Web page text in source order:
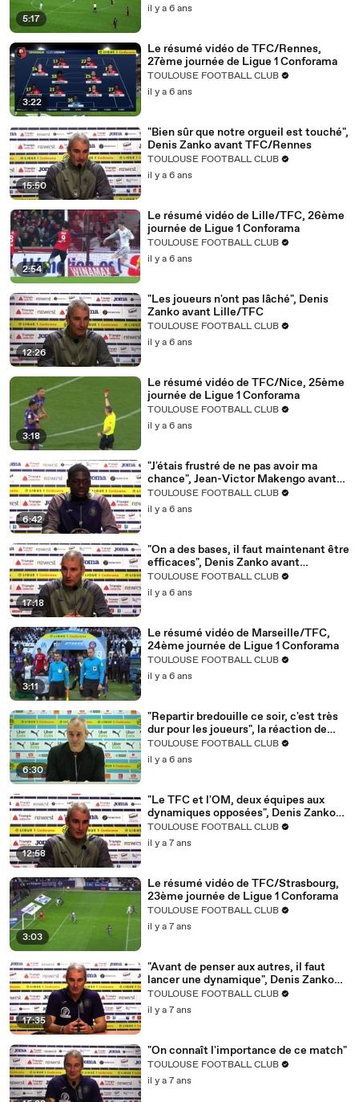
5:17
il y a 6 ans
3:22
Le résumé vidéo de TFC/Rennes,
27ème journée de Ligue 1 Conforama
TOULOUSE FOOTBALL CLUB
il y a 6 ans
15:50
"Bien sûr que notre orgueil est touché",
Denis Zanko avant TFC/Rennes
TOULOUSE FOOTBALL CLUB
il y a 6 ans
2:54
Le résumé vidéo de Lille/TFC, 26ème
journée de Ligue 1 Conforama
TOULOUSE FOOTBALL CLUB
il y a 6 ans
12:26
"Les joueurs n'ont pas lâché", Denis
Zanko avant Lille/TFC
TOULOUSE FOOTBALL CLUB
il y a 6 ans
3:18
Le résumé vidéo de TFC/Nice, 25ème
journée de Ligue 1 Conforama
TOULOUSE FOOTBALL CLUB
il y a 6 ans
6:42
"J'étais frustré de ne pas avoir ma
chance", Jean-Victor Makengo avant
TFC/Nice
TOULOUSE FOOTBALL CLUB
il y a 6 ans
17:18
"On a des bases, il faut maintenant être
efficaces", Denis Zanko avant
TFC/Nice
TOULOUSE FOOTBALL CLUB
il y a 6 ans
3:11
Le résumé vidéo de Marseille/TFC,
24ème journée de Ligue 1 Conforama
TOULOUSE FOOTBALL CLUB
il y a 6 ans
6:30
"Repartir bredouille ce soir, c'est très
dur pour les joueurs", la réaction de
Denis Zanko après OM/TFC
TOULOUSE FOOTBALL CLUB
il y a 6 ans
12:58
"Le TFC et l'OM, deux équipes aux
dynamiques opposées", Denis Zanko
avant Marseille/TFC
TOULOUSE FOOTBALL CLUB
il y a 7 ans
3:03
Le résumé vidéo de TFC/Strasbourg,
23ème journée de Ligue 1 Conforama
TOULOUSE FOOTBALL CLUB
il y a 7 ans
17:35
"Avant de penser aux autres, il faut
lancer une dynamique", Denis Zanko
avant TFC/Strasbourg
TOULOUSE FOOTBALL CLUB
il y a 7 ans
"On connaît l'importance de ce match"
TOULOUSE FOOTBALL CLUB
il y a 7 ans